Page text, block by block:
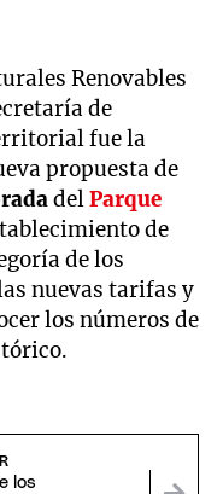
Renovables
de
fue la
propuesta de
delParque
de
de los
nuevas tarifas y
los números de
los